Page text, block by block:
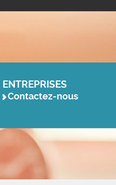
ENTREPRISES
Contactez-nous